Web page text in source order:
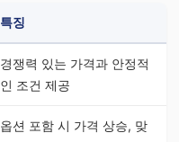
특징
경쟁력 있는 가격과 안정적
인 조건 제공
옵션 포함 시 가격 상승, 맞